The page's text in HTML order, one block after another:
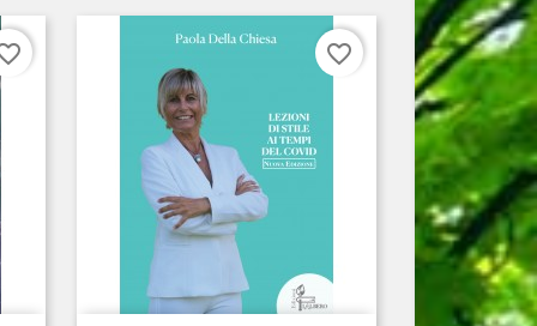
favorite_border